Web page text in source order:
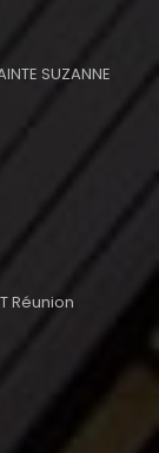
SUZANNE
Réunion